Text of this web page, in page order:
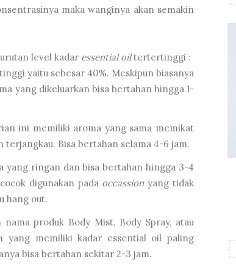
maka wanginya akan semakin
level kadar essential oiltertertinggi :
yaitu sebesar 40%. Meskipun biasanya
yang dikeluarkan bisa bertahan hingga 1-
ini memiliki aroma yang sama memikat
Bisa bertahan selama 4-6 jam.
yang ringan dan bisa bertahan hingga 3-4
digunakan pada occassion yang tidak
hang out.
produk Body Mist, Body Spray, atau
yang memiliki kadar essential oil paling
bisa bertahan sekitar 2-3 jam.